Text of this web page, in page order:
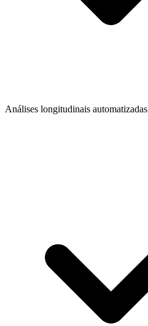
Análises longitudinais automatizadas